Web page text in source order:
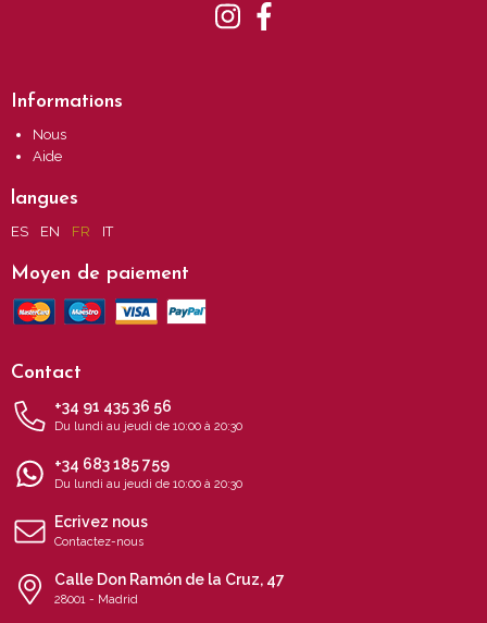
Informations
Nous
Aide
langues
ES EN FR IT
Moyen de paiement
Contact
+34 91 435 36 56
Du lundi au jeudi de 10:00 à 20:30
+34 683 185 759
Du lundi au jeudi de 10:00 à 20:30
Ecrivez nous
Contactez-nous
Calle Don Ramón de la Cruz, 47
28001 - Madrid